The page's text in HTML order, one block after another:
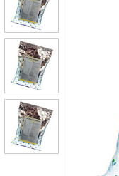
О МАГАЗИНЕ
ОПЛАТА И
КОНТАКТЫ
КАТАЛОГ
СУВЕНИРЫ С ГОЛУБЯМИ